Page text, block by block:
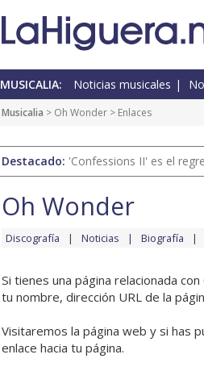
MUSICALIA: Noticias musicales
Musicalia > Oh Wonder > Enlaces
Destacado: 'Confessions II' es el
Oh Wonder
Discografía Noticias Biografía
Si tienes una página relacionada
tu nombre, dirección URL de la
Visitaremos la página web y si has
enlace hacia tu página.